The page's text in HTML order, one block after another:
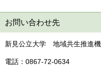
お問い合わせ先
新見公立大学 地域共生推進
電話：0867-72-0634